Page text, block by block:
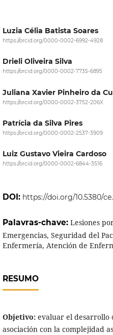
Luzia Célia Batista Soares
https://orcid.org/0000-0002-6992-4928
Drieli Oliveira Silva
https://orcid.org/0000-0002-7735-6895
Juliana Xavier Pinheiro da
https://orcid.org/0000-0002-3752-206X
Patrícia da Silva Pires
https://orcid.org/0000-0002-2537-3909
Luiz Gustavo Vieira Cardoso
https://orcid.org/0000-0002-6844-3516
DOI: https://doi.org/10.5380/
Palavras-chave: Lesiones
Emergencias, Seguridad del
Enfermería, Atención de
RESUMO
Objetivo:evaluar el desarrollo
asociación con la complejidad